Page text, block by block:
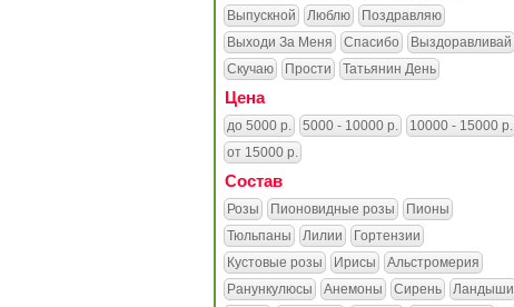
Выпускной
Люблю
Поздравляю
Выходи За Меня
Спасибо
Выздоравливай
Скучаю
Прости Татьянин День
Цена
до 5000 р. 5000 - 10000 р.
10000 - 15000 р.
от 15000 р.
Состав
Розы Пионовидные розы
Пионы
Тюльпаны
Лилии
Гортензии
Кустовые розы
Ирисы
Альстромерия
Ранункулюсы
Анемоны Сирень
Ландыши